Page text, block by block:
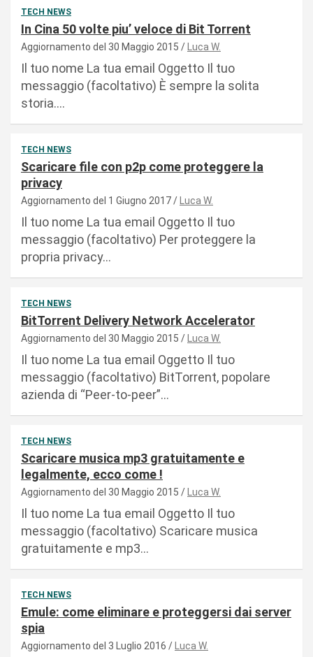
TECH NEWS
In Cina 50 volte piu’ veloce di Bit Torrent
Aggiornamento del 30 Maggio 2015 Luca W.
Il tuo nome La tua email Oggetto Il tuo
messaggio (facoltativo) È sempre la solita
storia.…
TECH NEWS
Scaricare file con p2p come proteggere la
privacy
Aggiornamento del 1 Giugno 2017 Luca W.
Il tuo nome La tua email Oggetto Il tuo
messaggio (facoltativo) Per proteggere la
propria privacy…
TECH NEWS
BitTorrent Delivery Network Accelerator
Aggiornamento del 30 Maggio 2015 Luca W.
Il tuo nome La tua email Oggetto Il tuo
messaggio (facoltativo) BitTorrent, popolare
azienda di “Peer-to-peer”…
TECH NEWS
Scaricare musica mp3 gratuitamente e
legalmente, ecco come !
Aggiornamento del 30 Maggio 2015 Luca W.
Il tuo nome La tua email Oggetto Il tuo
messaggio (facoltativo) Scaricare musica
gratuitamente e mp3…
TECH NEWS
Emule: come eliminare e proteggersi dai server
spia
Aggiornamento del 3 Luglio 2016 Luca W.